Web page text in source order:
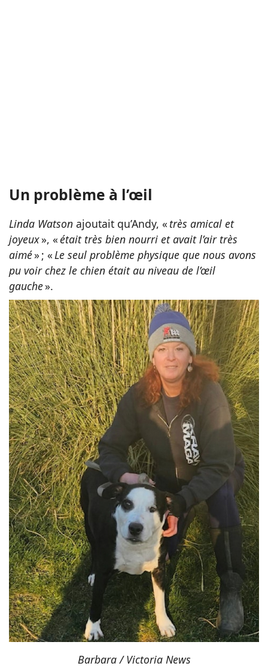
Un problème à l’œil
Linda Watson ajoutait qu’Andy, « très amical et
joyeux», «était très bien nourri et avait l’air très
aimé» ; «Le seul problème physique que nous avons
pu voir chez le chien était au niveau de l’œil
gauche».
Barbara / Victoria News